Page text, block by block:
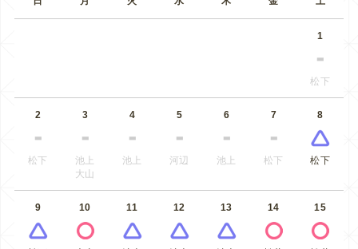
1
松下
2
松下
3
池上
大山
4
池上
5
河辺
6
池上
7
松下
8
松下
9 10 11 12 13 14 15